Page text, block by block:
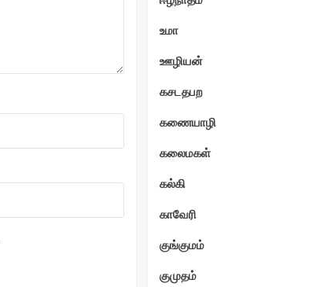
உமா
ஊழியன்
கசடதபற
கணையாழி
கலைமகள்
கல்கி
காவேரி
குங்குமம்
குமுதம்